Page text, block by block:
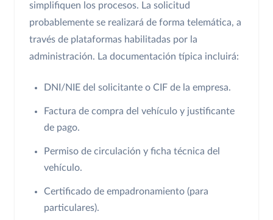
simplifiquen los procesos. La solicitud
probablemente se realizará de forma telemática, a
través de plataformas habilitadas por la
administración. La documentación típica incluirá:
DNI/NIE del solicitante o CIF de la empresa.
Factura de compra del vehículo y justificante
de pago.
Permiso de circulación y ficha técnica del
vehículo.
Certificado de empadronamiento (para
particulares).